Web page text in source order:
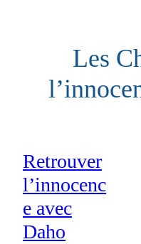
Les
Retrouver
l’innocenc
e avec
Daho